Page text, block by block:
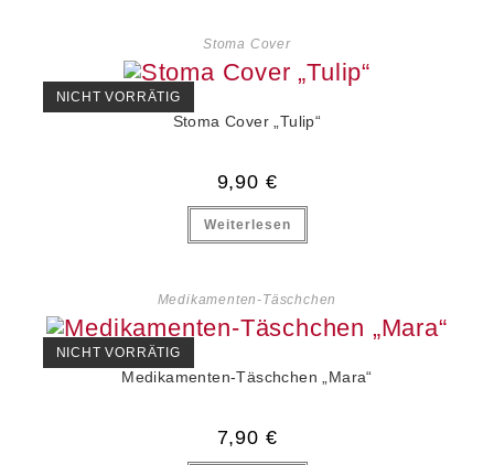
Stoma Cover
NICHT VORRÄTIG
Stoma Cover „Tulip“
9,90 €
Weiterlesen
Medikamenten-Täschchen
NICHT VORRÄTIG
Medikamenten-Täschchen „Mara“
7,90 €